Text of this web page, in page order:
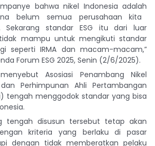
bahwa nikel Indonesia adalah
belum semua perusahaan kita
Sekarang standar ESG itu dari luar
mampu untuk mengikuti standar
seperti IRMA dan macam-macam,”
Forum ESG 2025, Senin (2/6/2025).
Asosiasi Penambang Nikel
Perhimpunan Ahli Pertambangan
tengah menggodok standar yang bisa
tengah disusun tersebut tetap akan
kriteria yang berlaku di pasar
dengan tidak memberatkan pelaku